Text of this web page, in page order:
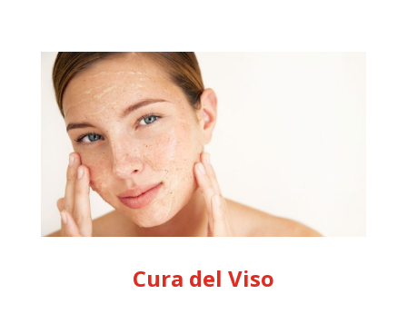
Cura del Viso